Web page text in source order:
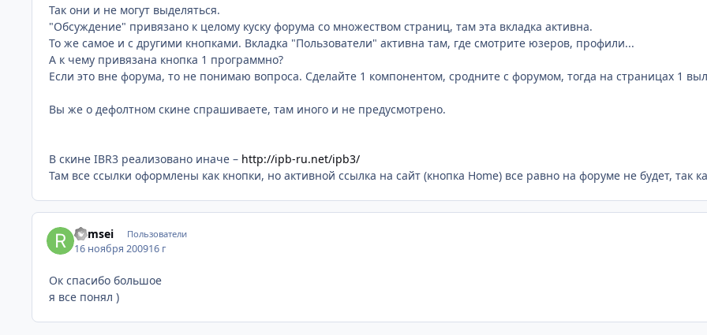
Так они и не могут выделяться.
"Обсуждение" привязано к целому куску форума со множеством страниц, там эта вкладка активна.
То же самое и с другими кнопками. Вкладка "Пользователи" активна там, где смотрите юзеров, профили...
А к чему привязана кнопка 1 программно?
Если это вне форума, то не понимаю вопроса. Сделайте 1 компонентом, сродните с форумом, тогда на страницах 1
Вы же о дефолтном скине спрашиваете, там иного и не предусмотрено.
В скине IBR3 реализовано иначе – http://ipb-ru.net/ipb3/
Там все ссылки оформлены как кнопки, но активной ссылка на сайт (кнопка Home) все равно на форуме не будет, так
Ramsei Пользователи
16 ноября 200916 г
Ок спасибо большое
я все понял )